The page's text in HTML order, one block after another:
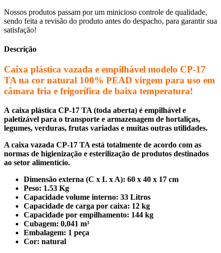
Nossos produtos passam por um minicioso controle de qualidade,
sendo feita a revisão do produto antes do despacho, para garantir sua
satisfação!
Descrição
Caixa plástica vazada e empilhável modelo CP-17
TA na cor natural 100% PEAD virgem para uso em
câmara fria e frigorífica de baixa temperatura!
A caixa plástica CP-17 TA (toda aberta) é empilhável e
paletizável para o transporte e armazenagem de hortaliças,
legumes, verduras, frutas variadas e muitas outras utilidades.
A caixa vazada CP-17 TA está totalmente de acordo com as
normas de higienização e esterilização de produtos destinados
ao setor alimentício.
Dimensão externa (C x L x A): 60 x 40 x 17 cm
Peso: 1.53 Kg
Capacidade volume interno: 33 Litros
Capacidade de carga por caixa: 12 kg
Capacidade por empilhamento: 144 kg
Cubagem: 0,041 m³
Embalagem: 1 peça
Cor: natural